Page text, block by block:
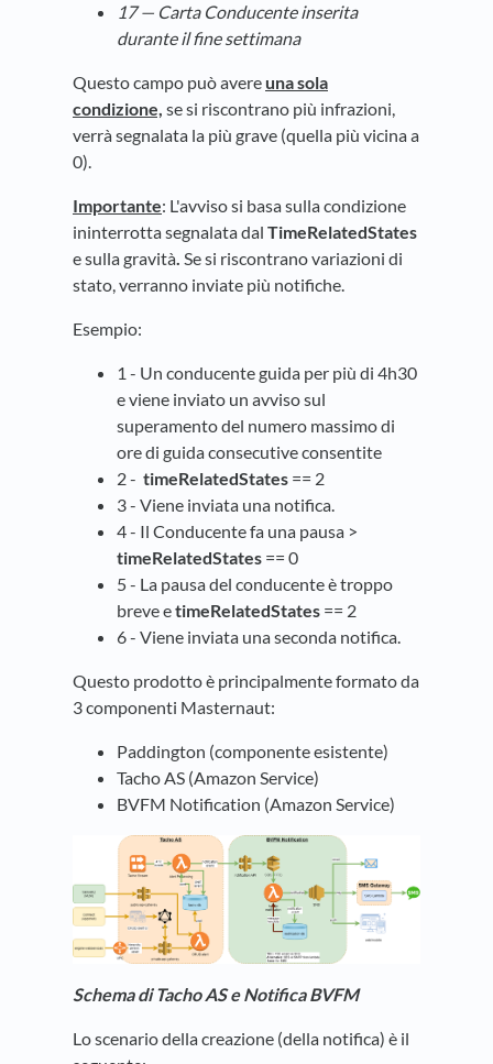
17 — Carta Conducente inserita
durante il fine settimana
Questo campo può avere una sola
condizione, se si riscontrano più infrazioni,
verrà segnalata la più grave (quella più vicina a
0).
Importante: L'avviso si basa sulla condizione
ininterrotta segnalata dal TimeRelatedStates
e sulla gravità. Se si riscontrano variazioni di
stato, verranno inviate più notifiche.
Esempio:
1 - Un conducente guida per più di 4h30
e viene inviato un avviso sul
superamento del numero massimo di
ore di guida consecutive consentite
2 - timeRelatedStates == 2
3 - Viene inviata una notifica.
4 - Il Conducente fa una pausa >
timeRelatedStates == 0
5 - La pausa del conducente è troppo
breve etimeRelatedStates == 2
6 - Viene inviata una seconda notifica.
Questo prodotto è principalmente formato da
3 componenti Masternaut:
Paddington (componente esistente)
Tacho AS (Amazon Service)
BVFM Notification (Amazon Service)
Schema di Tacho AS e Notifica BVFM
Lo scenario della creazione (della notifica) è il